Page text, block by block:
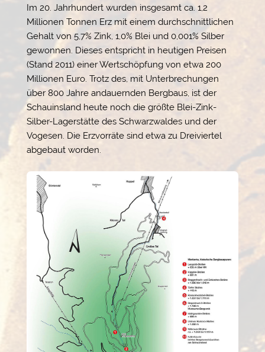
Im 20. Jahrhundert wurden insgesamt ca. 1,2
Millionen Tonnen Erz mit einem durchschnittlichen
Gehalt von 5,7% Zink, 1,0% Blei und 0,001% Silber
gewonnen. Dieses entspricht in heutigen Preisen
(Stand 2011) einer Wertschöpfung von etwa 200
Millionen Euro. Trotz des, mit Unterbrechungen
über 800 Jahre andauernden Bergbaus, ist der
Schauinsland heute noch die größte Blei-Zink-
Silber-Lagerstätte des Schwarzwaldes und der
Vogesen. Die Erzvorräte sind etwa zu Dreiviertel
abgebaut worden.